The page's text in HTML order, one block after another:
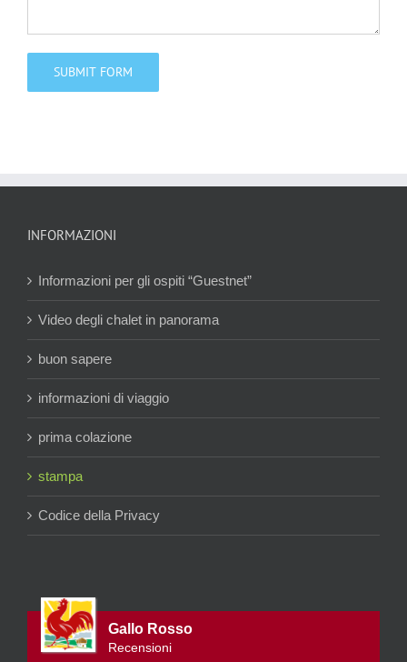
INFORMAZIONI
Informazioni per gli ospiti “Guestnet”
Video degli chalet in panorama
buon sapere
informazioni di viaggio
prima colazione
stampa
Codice della Privacy
Gallo Rosso
Recensioni